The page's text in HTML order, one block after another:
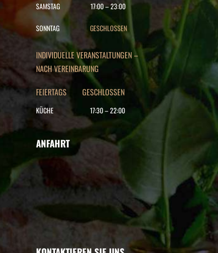
SAMSTAG 17:00–23:00
SONNTAG GESCHLOSSEN
INDIVIDUELLE VERANSTALTUNGEN –
NACH VEREINBARUNG
FEIERTAGS GESCHLOSSEN
KÜCHE 17:30–22:00
ANFAHRT